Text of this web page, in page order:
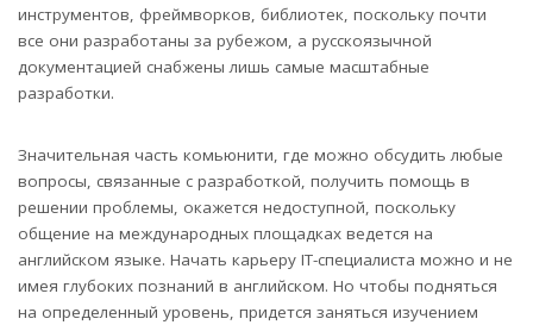
инструментов, фреймворков, библиотек, поскольку почти
все они разработаны за рубежом, а русскоязычной
документацией снабжены лишь самые масштабные
разработки.
Значительная часть комьюнити, где можно обсудить любые
вопросы, связанные с разработкой, получить помощь в
решении проблемы, окажется недоступной, поскольку
общение на международных площадках ведется на
английском языке. Начать карьеру IT-специалиста можно и не
имея глубоких познаний в английском. Но чтобы подняться
на определенный уровень, придется заняться изучением